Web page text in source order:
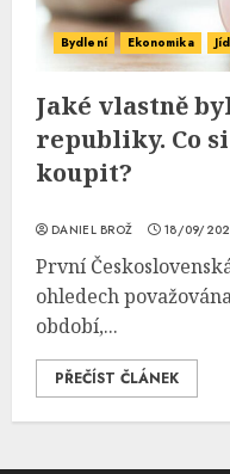
Bydlení Ekonomika
Jaké vlastně
republiky. Co
koupit?
DANIEL BROŽ 18/09/
První
ohledech
období,...
PŘEČÍST ČLÁNEK